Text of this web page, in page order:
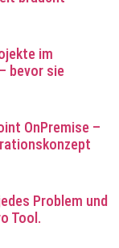
im
bevor sie
OnPremise –
Problem und
Tool.